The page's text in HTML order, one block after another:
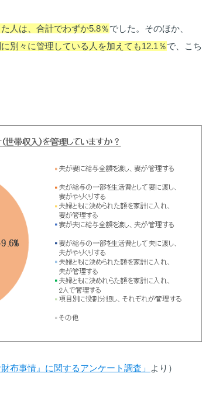
人は、合計でわずか5.8％でした。そのほか、
別々に管理している人を加えても12.1％で、こち
布事情』に関するアンケート調査」 より）